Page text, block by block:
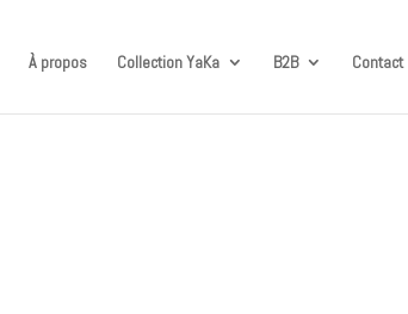
À propos Collection YaKa B2B Contact